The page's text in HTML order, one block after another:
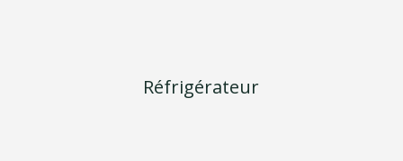
Réfrigérateur